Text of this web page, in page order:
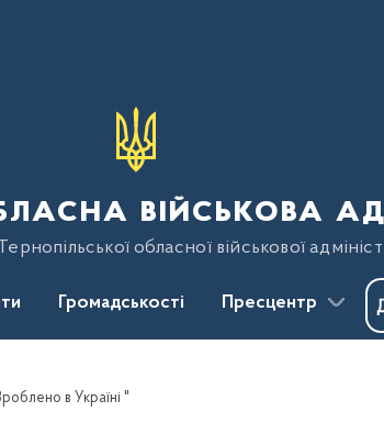
військова
обласної військової
Громадськості Пресцентр
в Україні "